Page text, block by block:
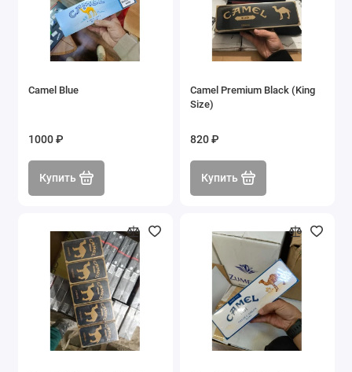
Camel Blue
1000 ₽
Купить
Camel Premium Black (King
Size)
820 ₽
Купить